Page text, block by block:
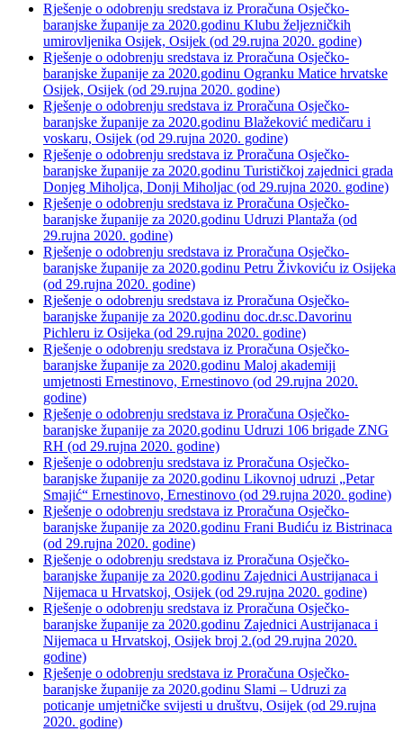
Rješenje o odobrenju sredstava iz Proračuna Osječko-
baranjske županije za 2020.godinu Klubu željezničkih
umirovljenika Osijek, Osijek (od 29.rujna 2020. godine)
Rješenje o odobrenju sredstava iz Proračuna Osječko-
baranjske županije za 2020.godinu Ogranku Matice hrvatske
Osijek, Osijek (od 29.rujna 2020. godine)
Rješenje o odobrenju sredstava iz Proračuna Osječko-
baranjske županije za 2020.godinu Blažeković medičaru i
voskaru, Osijek (od 29.rujna 2020. godine)
Rješenje o odobrenju sredstava iz Proračuna Osječko-
baranjske županije za 2020.godinu Turističkoj zajednici grada
Donjeg Miholjca, Donji Miholjac (od 29.rujna 2020. godine)
Rješenje o odobrenju sredstava iz Proračuna Osječko-
baranjske županije za 2020.godinu Udruzi Plantaža (od
29.rujna 2020. godine)
Rješenje o odobrenju sredstava iz Proračuna Osječko-
baranjske županije za 2020.godinu Petru Živkoviću iz Osijeka
(od 29.rujna 2020. godine)
Rješenje o odobrenju sredstava iz Proračuna Osječko-
baranjske županije za 2020.godinu doc.dr.sc.Davorinu
Pichleru iz Osijeka (od 29.rujna 2020. godine)
Rješenje o odobrenju sredstava iz Proračuna Osječko-
baranjske županije za 2020.godinu Maloj akademiji
umjetnosti Ernestinovo, Ernestinovo (od 29.rujna 2020.
godine)
Rješenje o odobrenju sredstava iz Proračuna Osječko-
baranjske županije za 2020.godinu Udruzi 106 brigade ZNG
RH (od 29.rujna 2020. godine)
Rješenje o odobrenju sredstava iz Proračuna Osječko-
baranjske županije za 2020.godinu Likovnoj udruzi „Petar
Smajić“ Ernestinovo, Ernestinovo (od 29.rujna 2020. godine)
Rješenje o odobrenju sredstava iz Proračuna Osječko-
baranjske županije za 2020.godinu Frani Budiću iz Bistrinaca
(od 29.rujna 2020. godine)
Rješenje o odobrenju sredstava iz Proračuna Osječko-
baranjske županije za 2020.godinu Zajednici Austrijanaca i
Nijemaca u Hrvatskoj, Osijek (od 29.rujna 2020. godine)
Rješenje o odobrenju sredstava iz Proračuna Osječko-
baranjske županije za 2020.godinu Zajednici Austrijanaca i
Nijemaca u Hrvatskoj, Osijek broj 2.(od 29.rujna 2020.
godine)
Rješenje o odobrenju sredstava iz Proračuna Osječko-
baranjske županije za 2020.godinu Slami – Udruzi za
poticanje umjetničke svijesti u društvu, Osijek (od 29.rujna
2020. godine)